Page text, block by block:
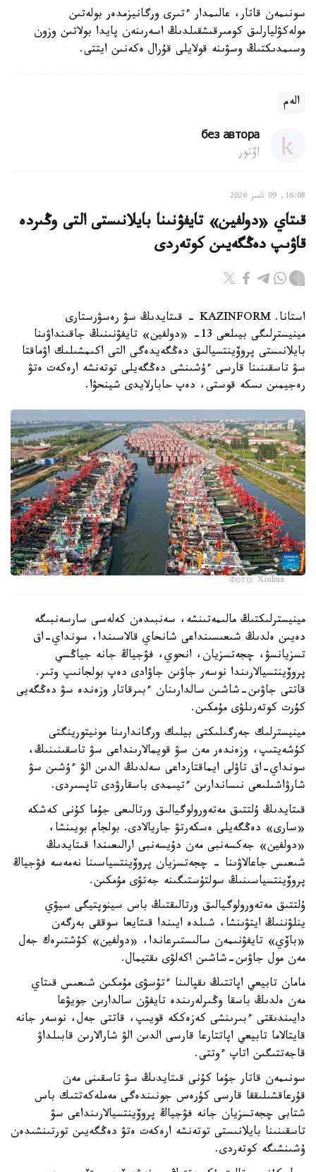
سونىمەن قاتار، عالىمدار ءتىرى ورگانيزمدەر بولەتىن
مولەكۋليارلىق كومىرقىشقىلدىڭ اسەرىنەن پايدا بولاتىن وزون
وسىمدىكتىڭ وسۋىنە قولايلى قۇرال ەكەنىن ايتتى.
الەم
без автора
اۆتور
16:08, 09 تامىز 2026
قىتاي «دولفين» تايفۋنىنا بايلانىستى التى وڭىردە
قاۋىپ دەڭگەيىن كوتەردى
استانا. KAZINFORM - قىتايدىڭ سۋ رەسۋرستارى
مينيسترلىگى بيىلعى 13- «دولفين» تايفۋنىنىڭ جاقىنداۋىنا
بايلانىستى پروۆينتسيالىق دەڭگەيدەگى التى اكىمشىلىك اۋماقتا
سۋ تاسقىنىنا قارسى ءۇشىنشى دەڭگەيلى توتەنشە ارەكەت ەتۋ
رەجيمىن ىسكە قوستى، دەپ حابارلايدى شينحۋا.
Фото: Xinhua
مينيسترلىكتىڭ مالىمەتىنشە، سەنبىدەن كەلەسى سارسەنبىگە
دەيىن ەلدىڭ شىعىسىنداعى شانحاي قالاسىندا، سونداي-اق
تسزيانسۋ، چجەتسزيان، انحوي، فۋجياڭ جانە جياڭسي
پروۆينتسيالارىندا نوسەر جاۋىن جاۋادى دەپ بولجانىپ وتىر.
قاتتى جاۋىن-شاشىن سالدارىنان ءبىرقاتار وزەندە سۋ دەڭگەيى
كۇرت كوتەرىلۋى مۇمكىن.
مينيسترلىك جەرگىلىكتى بيلىك ورگاندارىنا مونيتورينگتى
كۇشەيتىپ، وزەندەر مەن سۋ قويمالارىنداعى سۋ تاسقىنىنىڭ،
سونداي-اق تاۋلى ايماقتارداعى سەلدىڭ الدىن الۋ ءۇشىن سۋ
شارۋاشىلىعى نىساندارىن ءتيىمدى باسقارۋدى تاپسىردى.
قىتايدىڭ ۇلتتىق مەتەورولوگيالىق ورتالىعى جۇما كۇنى كەشكە
«سارى» دەڭگەيلى ەسكەرتۋ جاريالادى. بولجام بويىنشا،
«دولفين» جەكسەنبى مەن دۇيسەنبى ارالىعىندا قىتايدىڭ
شىعىس جاعالاۋىنا - چجەتسزيان پروۆينتسياسىنا نەمەسە فۋجياڭ
پروۆينتسياسىنىڭ سولتۇستىگىنە جەتۋى مۇمكىن.
ۇلتتىق مەتەورولوگيالىق ورتالىقتىڭ باس سينوپتيگى سيۋي
ينلۋننىڭ ايتۋىنشا، شىلدە ايىندا قىتايعا سوققى بەرگەن
«باۆي» تايفۋنىمەن سالىستىرعاندا، «دولفين» كۇشتىرەك جەل
مەن مول جاۋىن-شاشىن اكەلۋى ىقتيمال.
مامان تابيعي اپاتتىڭ ىقپالىنا ءتۇسۋى مۇمكىن شىعىس قىتاي
مەن ەلدىڭ باسقا وڭىرلەرىندە تايفۋن سالدارىن جويۋعا
دايىندىقتى ءبىرىنشى كەزەككە قويىپ، قاتتى جەل، نوسەر جانە
قايتالاما تابيعي اپاتتارعا قارسى الدىن الۋ شارالارىن قابىلداۋ
قاجەتتىگىن اتاپ ءوتتى.
سونىمەن قاتار جۇما كۇنى قىتايدىڭ سۋ تاسقىنى مەن
قۇرعاقشىلىققا قارسى كۇرەس جونىندەگى مەملەكەتتىك باس
شتابى چجەتسزيان جانە فۋجياڭ پروۆينتسيالارىنداعى سۋ
تاسقىنىنا بايلانىستى توتەنشە ارەكەت ەتۋ دەڭگەيىن تورتىنشىدەن
ۇشىنشىگە كوتەردى.